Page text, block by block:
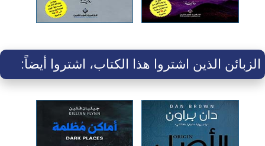
الزبائن الذين اشتروا هذا الكتاب، اشتروا أيضاً: